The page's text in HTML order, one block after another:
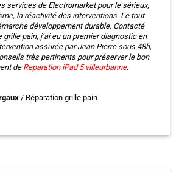
services de Electromarket pour le sérieux,
la réactivité des interventions. Le tout
développement durable. Contacté
grille pain, j’ai eu un premier diagnostic en
assurée par Jean Pierre sous 48h,
très pertinents pour préserver le bon
de Reparation iPad 5 villeurbanne.
/ Réparation grille pain